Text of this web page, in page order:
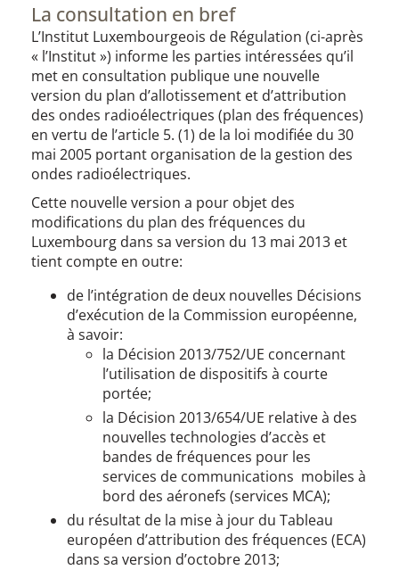
La consultation en bref
L’Institut Luxembourgeois de Régulation (ci-après
« l’Institut ») informe les parties intéressées qu’il
met en consultation publique une nouvelle
version du plan d’allotissement et d’attribution
des ondes radioélectriques (plan des fréquences)
en vertu de l’article 5. (1) de la loi modifiée du 30
mai 2005 portant organisation de la gestion des
ondes radioélectriques.
Cette nouvelle version a pour objet des
modifications du plan des fréquences du
Luxembourg dans sa version du 13 mai 2013 et
tient compte en outre:
de l’intégration de deux nouvelles Décisions
d’exécution de la Commission européenne,
à savoir:
la Décision 2013/752/UE concernant
l’utilisation de dispositifs à courte
portée;
la Décision 2013/654/UE relative à des
nouvelles technologies d’accès et
bandes de fréquences pour les
services de communications mobiles à
bord des aéronefs (services MCA);
du résultat de la mise à jour du Tableau
européen d’attribution des fréquences (ECA)
dans sa version d’octobre 2013;